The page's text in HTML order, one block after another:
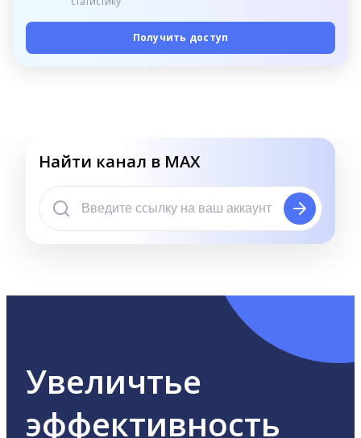
Получить доступ
Найти канал в MAX
Увеличтье
эффективность